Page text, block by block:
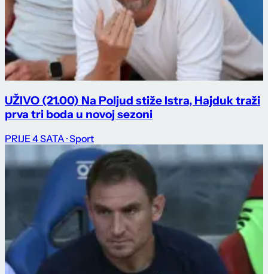
UŽIVO (21.00) Na Poljud stiže Istra, Hajduk traži
prva tri boda u novoj sezoni
PRIJE 4 SATA · Sport